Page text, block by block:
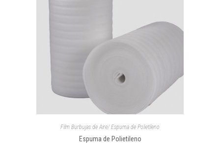
Film Burbujas de Aire/ Espuma de Polietileno
Espuma de Polietileno